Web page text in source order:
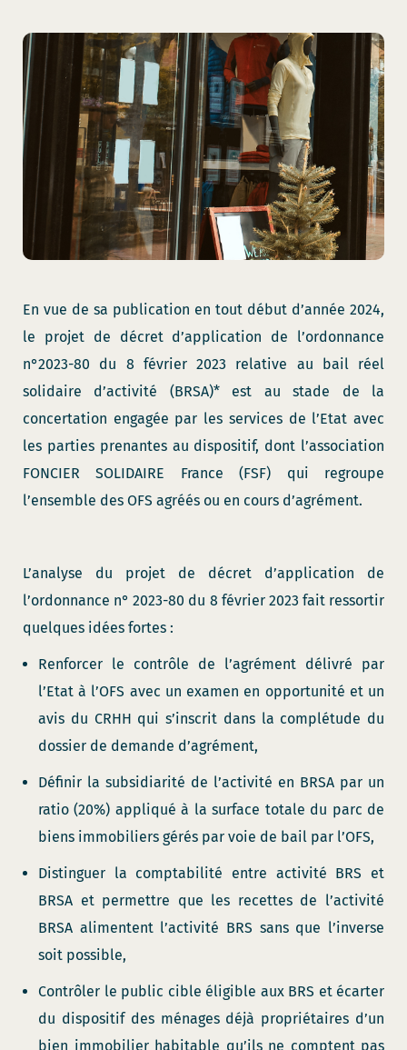
En vue de sa publication en tout début d’année 2024,
le projet de décret d’application de l’ordonnance
n°2023-80 du 8 février 2023 relative au bail réel
solidaire d’activité (BRSA)* est au stade de la
concertation engagée par les services de l’Etat avec
les parties prenantes au dispositif, dont l’association
FONCIER SOLIDAIRE France (FSF) qui regroupe
l’ensemble des OFS agréés ou en cours d’agrément.
L’analyse du projet de décret d’application de
l’ordonnance n° 2023-80 du 8 février 2023 fait ressortir
quelques idées fortes :
Renforcer le contrôle de l’agrément délivré par
l’Etat à l’OFS avec un examen en opportunité et un
avis du CRHH qui s’inscrit dans la complétude du
dossier de demande d’agrément,
Définir la subsidiarité de l’activité en BRSA par un
ratio (20%) appliqué à la surface totale du parc de
biens immobiliers gérés par voie de bail par l’OFS,
Distinguer la comptabilité entre activité BRS et
BRSA et permettre que les recettes de l’activité
BRSA alimentent l’activité BRS sans que l’inverse
soit possible,
Contrôler le public cible éligible aux BRS et écarter
du dispositif des ménages déjà propriétaires d’un
bien immobilier habitable qu’ils ne comptent pas